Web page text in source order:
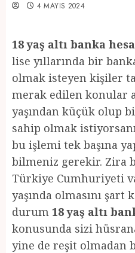
4 MAYIS 2024
18 yaş altı banka
lise yıllarında bir
olmak isteyen kişiler
merak edilen konular
yaşından küçük olup
sahip olmak
bu işlemi tek başına
bilmeniz gerekir. Zira
Türkiye Cumhuriyeti
yaşında olmasını şart
durum 18 yaş altı
konusunda sizi
yine de reşit olmadan